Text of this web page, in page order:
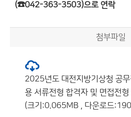
(☎042-363-3503)으로 연락
첨부파일
2025년도 대전지방기상청 공
용 서류전형 합격자 및 면접전
(크기:0.065MB , 다운로드